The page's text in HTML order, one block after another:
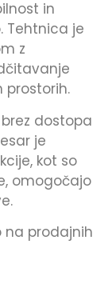
in
Tehtnica je
z
prostorih.
dostopa
je
kot so
omogočajo
na prodajnih